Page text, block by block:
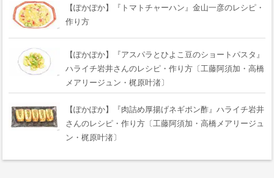
【ぽかぽか】『トマトチャーハン』金山一彦のレシピ・
作り方
【ぽかぽか】『アスパラとひよこ豆のショートパスタ』
ハライチ岩井さんのレシピ・作り方〔工藤阿須加・高橋
メアリージュン・梶原叶渚〕
【ぽかぽか】『肉詰め厚揚げネギポン酢』ハライチ岩井
さんのレシピ・作り方〔工藤阿須加・高橋メアリージュ
ン・梶原叶渚〕